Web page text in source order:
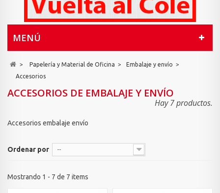
MENÚ
> Papelería y Material de Oficina > Embalaje y envío >
Accesorios
ACCESORIOS DE EMBALAJE Y ENVÍO
Hay 7 productos.
Accesorios embalaje envío
Ordenar por --
Mostrando 1 - 7 de 7 items